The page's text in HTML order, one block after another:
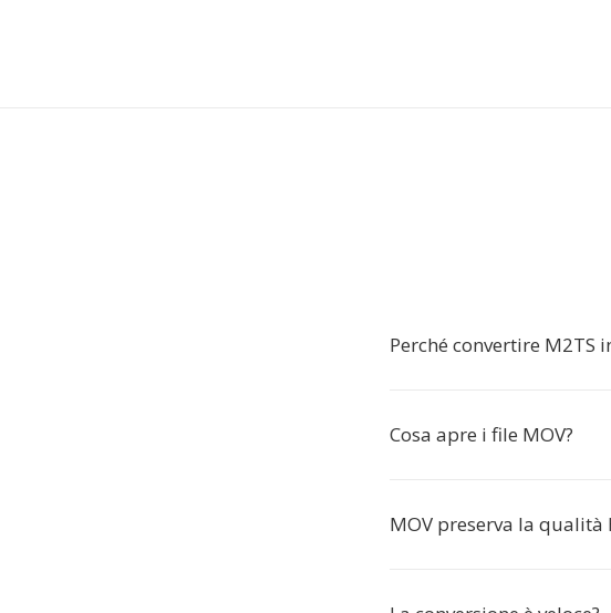
Perché convertire M2TS
Cosa apre i file MOV?
MOV preserva la qualità